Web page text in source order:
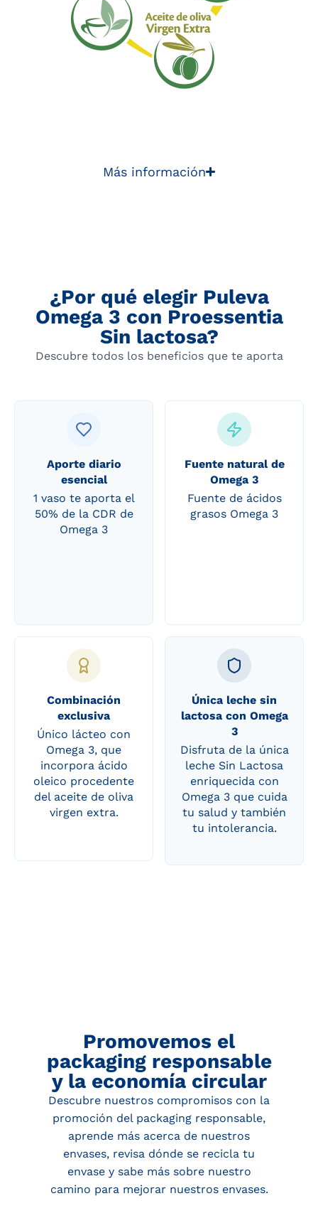
Más información
¿Por qué elegir Puleva
Omega 3 con Proessentia
Sin lactosa?
Descubre todos los beneficios que te aporta
Aporte diario
esencial
1 vaso te aporta el
50% de la CDR de
Omega 3
Fuente natural de
Omega 3
Fuente de ácidos
grasos Omega 3
Combinación
exclusiva
Único lácteo con
Omega 3, que
incorpora ácido
oleico procedente
del aceite de oliva
virgen extra.
Única leche sin
lactosa con Omega
3
Disfruta de la única
leche Sin Lactosa
enriquecida con
Omega 3 que cuida
tu salud y también
tu intolerancia.
Promovemos el
packaging responsable
y la economía circular
Descubre nuestros compromisos con la
promoción del packaging responsable,
aprende más acerca de nuestros
envases, revisa dónde se recicla tu
envase y sabe más sobre nuestro
camino para mejorar nuestros envases.